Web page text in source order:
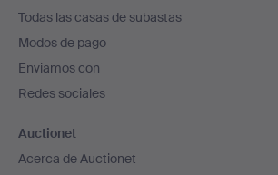
pie
de
página
Todas las casas de subastas
Modos de pago
Enviamos con
Redes sociales
Auctionet
Acerca de Auctionet